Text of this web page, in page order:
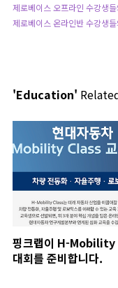
제로베이스 오프라인 수강생
제로베이스 온라인반 수강생
'Education'
핑크랩이 H-Mobility
대회를 준비합니다.